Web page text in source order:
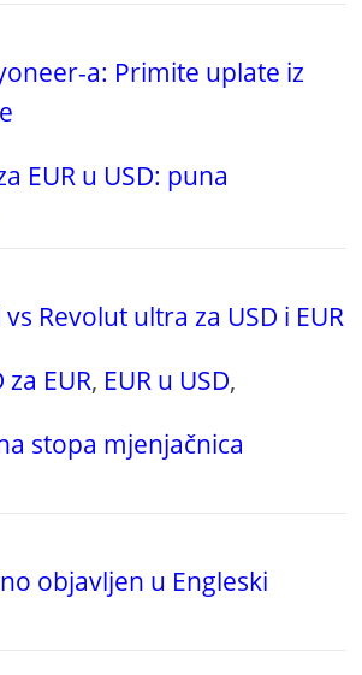
a: Primite uplate iz
EUR u USD: puna
Revolut ultra za USD i EUR
za EUR, EUR u USD,
stopa mjenjačnica
objavljen u Engleski